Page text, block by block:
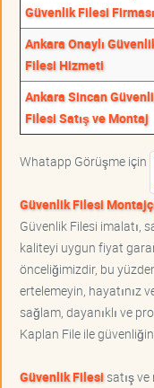
Güvenlik Filesi Firması
Ankara Onaylı
Filesi Hizmeti
Ankara Sincan
Filesi Satış ve Montaj
Whatapp Görüşme için
Güvenlik Filesi
Güvenlik Filesi imalatı,
kaliteyi uygun fiyat
önceliğimizdir, bu
ertelemeyin, hayatınız
sağlam, dayanıklı ve
Kaplan File ile
Güvenlik Filesisatış ve